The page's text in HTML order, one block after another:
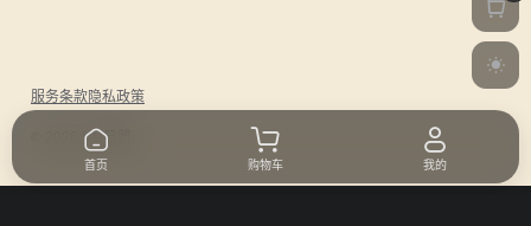
服务条款隐私政策
© 2026 UU日雜.
首页 购物车 我的